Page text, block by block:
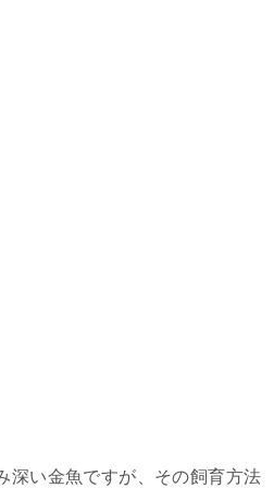
深い金魚ですが、その飼育方法